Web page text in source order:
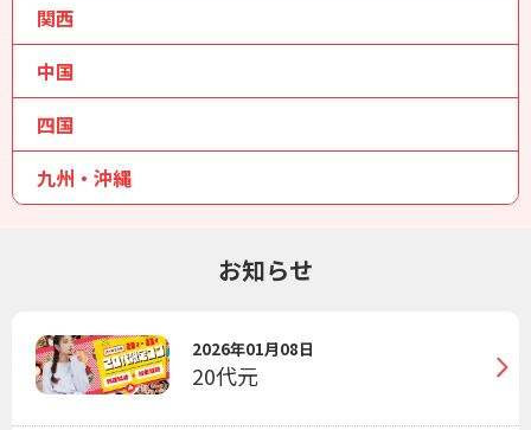
関西
中国
四国
九州・沖縄
お知らせ
2026年01月08日
20代元